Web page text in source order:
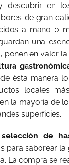
descubrir en
de gran
a mano o
una
ponen en valor la
ésta manera
locales
la mayoría de
superficies.
de
para saborear
La compra se